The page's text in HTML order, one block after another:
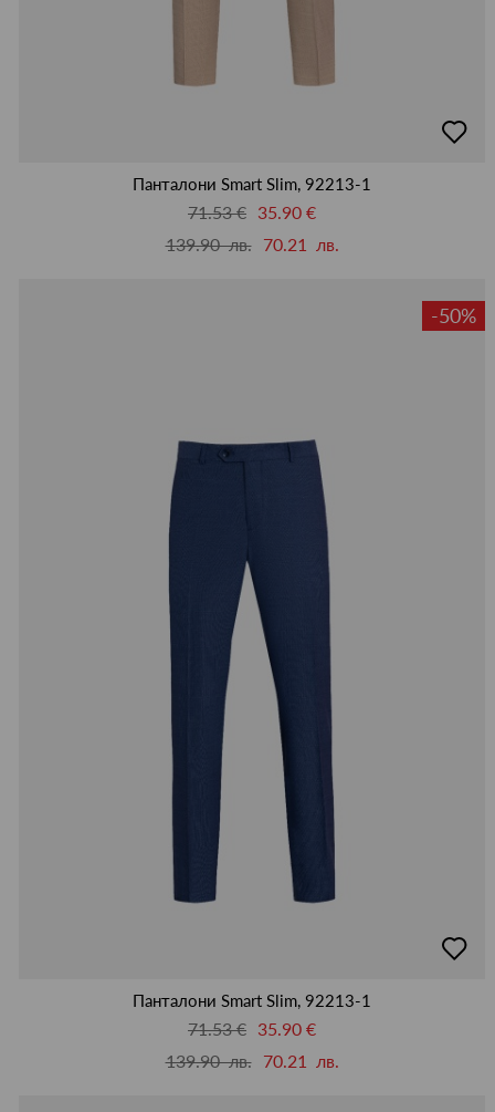
в
Панталони Smart Slim, 92213-1
71.53 € 35.90 €
139.90 лв.
70.21 лв.
-50%
в
Панталони Smart Slim, 92213-1
71.53 € 35.90 €
139.90 лв.
70.21 лв.